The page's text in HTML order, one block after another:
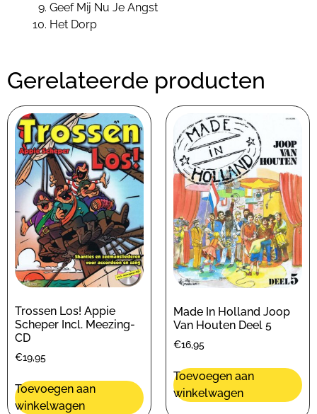
Geef Mij Nu Je Angst
Het Dorp
Gerelateerde producten
Trossen Los! Appie
Scheper Incl. Meezing-
CD
€19,95
Toevoegen aan
winkelwagen
Made In Holland Joop
Van Houten Deel 5
€16,95
Toevoegen aan
winkelwagen